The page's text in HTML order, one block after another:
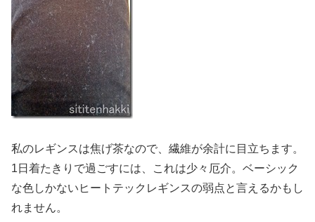
私のレギンスは焦げ茶なので、繊維が余計に目立ちます。
1日着たきりで過ごすには、これは少々厄介。ベーシック
な色しかないヒートテックレギンスの弱点と言えるかもし
れません。